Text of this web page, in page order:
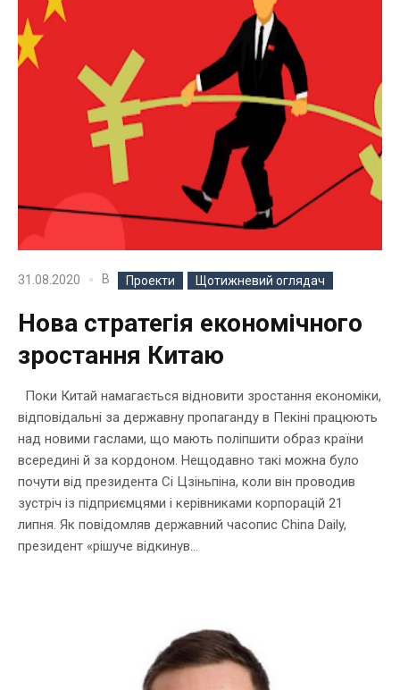
31.08.2020 В Проекти Щотижневий оглядач
Нова стратегія економічного
зростання Китаю
Поки Китай намагається відновити зростання економіки,
відповідальні за державну пропаганду в Пекіні працюють
над новими гаслами, що мають поліпшити образ країни
всередині й за кордоном. Нещодавно такі можна було
почути від президента Сі Цзіньпіна, коли він проводив
зустріч із підприємцями і керівниками корпорацій 21
липня. Як повідомляв державний часопис China Daily,
президент «рішуче відкинув...